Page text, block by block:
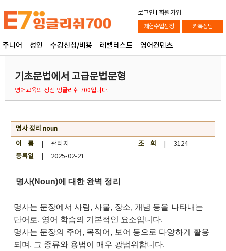
로그인 l 회원가입
체험수업신청 카톡상담
주니어 성인 수강신청/비용 레벨테스트 영어컨텐츠
기초문법에서 고급문법문형
영어교육의 정점 잉글리쉬 700입니다.
명사 정리 noun
이 름| 관리자 조 회
| 3124
등록일| 2025-02-21
명사(Noun)에 대한 완벽 정리
명사는 문장에서 사람, 사물, 장소, 개념 등을 나타내는
단어로, 영어 학습의 기본적인 요소입니다.
명사는 문장의 주어, 목적어, 보어 등으로 다양하게 활용
되며, 그 종류와 용법이 매우 광범위합니다.